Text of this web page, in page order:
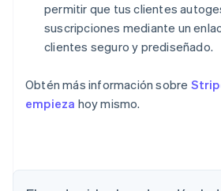
permitir que tus clientes
suscripciones mediante un
clientes seguro y prediseñado.
Obtén más información sobre
empieza hoy mismo.
Australia